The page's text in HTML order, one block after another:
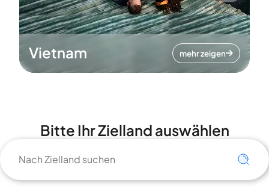
Vietnam mehr zeigen
Bitte Ihr Zielland auswählen